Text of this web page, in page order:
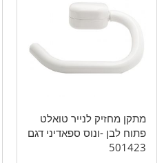
מתקן מחזיק לנייר טואלט
פתוח לבן -ונוס ספאדיני דגם
501423